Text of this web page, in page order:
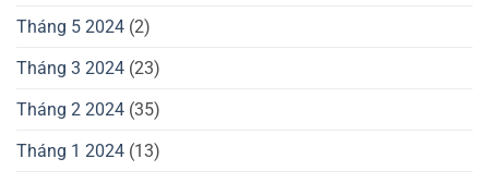
Tháng 5 2024 (2)
Tháng 3 2024 (23)
Tháng 2 2024 (35)
Tháng 1 2024 (13)